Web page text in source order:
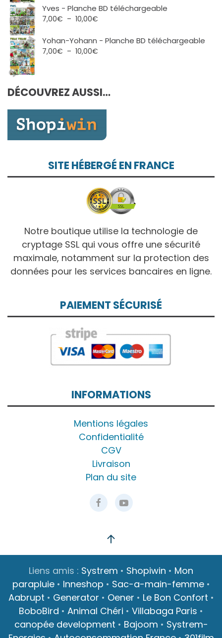
10,00€
prix :
10,00€
Yves - Planche BD téléchargeable
7,00€ – 10,00€
prix :
Yohan-Yohann - Planche BD téléchargeable
7,00€ – 10,00€
à
DÉCOUVREZ AUSSI…
SITE HÉBERGÉ EN FRANCE
Notre boutique utilise la technologie de
cryptage SSL qui vous offre une sécurité
maximale, notamment sur la protection des
données pour les services bancaires en ligne.
PAIEMENT SÉCURISÉ
INFORMATIONS
Mentions légales
Confidentialité
CGV
Livraison
Plan du site
Liens amis : Systrem • Shopiwin • Mon
parapluie• Inneshop • Sac-a-main-femme•
Aabrupt • Generator • Oener • Le Bon Confort •
BoboBird • Animal Chéri • Villabaga Paris •
canopée development • Bajoom • Systrem-